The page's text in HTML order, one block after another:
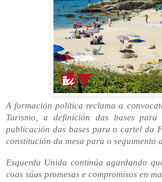
A formación política reclama a
Turismo, a definición das bases
publicación das bases para o cartel da
constitución da mesa para o seguimento
Esquerda Unida continúa agardando
coas súas promesas e compromisos en